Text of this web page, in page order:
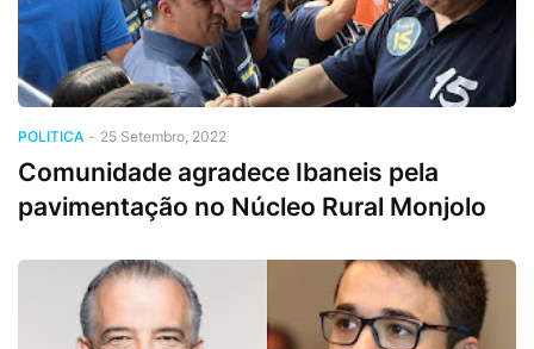
POLITICA - 25 Setembro, 2022
Comunidade agradece Ibaneis pela
pavimentação no Núcleo Rural Monjolo